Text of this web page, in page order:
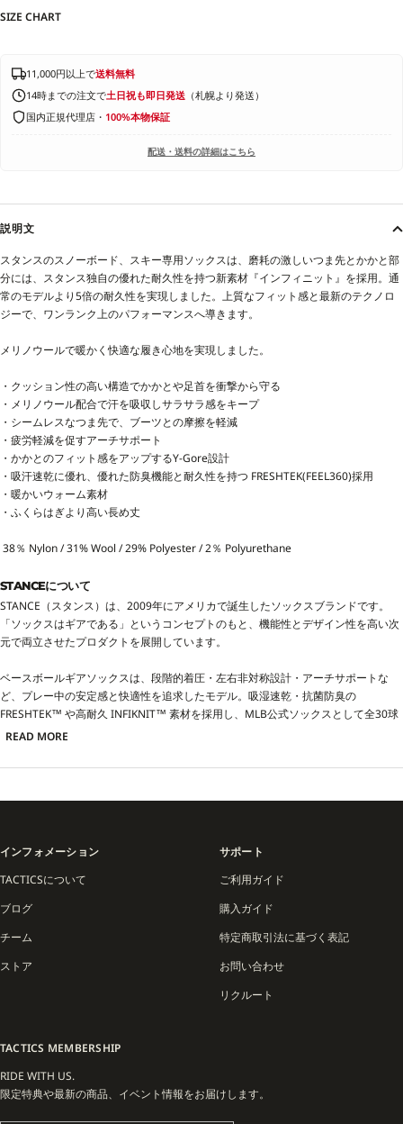
SIZE CHART
11,000円以上で送料無料
14時までの注文で土日祝も即日発送 （札幌より発送）
国内正規代理店・ 100%本物保証
配送・送料の詳細はこちら
説明文
スタンスのスノーボード、スキー専用ソックスは、磨耗の激しいつま先とかかと部
分には、スタンス独自の優れた耐久性を持つ新素材『インフィニット』を採用。通
常のモデルより5倍の耐久性を実現しました。上質なフィット感と最新のテクノロ
ジーで、ワンランク上のパフォーマンスへ導きます。
メリノウールで暖かく快適な履き心地を実現しました。
・クッション性の高い構造でかかとや足首を衝撃から守る
・メリノウール配合で汗を吸収しサラサラ感をキープ
・シームレスなつま先で、ブーツとの摩擦を軽減
・疲労軽減を促すアーチサポート
・かかとのフィット感をアップするY-Gore設計
・吸汗速乾に優れ、優れた防臭機能と耐久性を持つ FRESHTEK(FEEL360)採用
・暖かいウォーム素材
・ふくらはぎより高い長め丈
38％ Nylon / 31% Wool / 29% Polyester / 2％ Polyurethane
STANCEについて
STANCE（スタンス）は、2009年にアメリカで誕生したソックスブランドです。
「ソックスはギアである」というコンセプトのもと、機能性とデザイン性を高い次
元で両立させたプロダクトを展開しています。
ベースボールギアソックスは、段階的着圧・左右非対称設計・アーチサポートな
ど、プレー中の安定感と快適性を追求したモデル。吸湿速乾・抗菌防臭の
FRESHTEK™ や高耐久 INFIKNIT™ 素材を採用し、MLB公式ソックスとして全30球
団で使用されるなど、プロの現場でも高い評価を得ています。
（トップチーム・女子野球チーム）とパートナーシップを結び、競技用からトレー
寒冷かつ激しい動きが求められるスノーシーンでも快適性を保ち、ゲレンデからバ
ックカントリーまで幅広いニーズに対応します。
STANCEはスポーツギアとしての確かな機能と、多彩なシーンで楽しめるデザイン
を両立し、足元からアクティブライフを支えるソックスブランドとして進化を続け
ています。
READ MORE
インフォメーション
TACTICSについて
ブログ
チーム
ストア
サポート
ご利用ガイド
購入ガイド
特定商取引法に基づく表記
お問い合わせ
リクルート
TACTICS MEMBERSHIP
RIDE WITH US.
限定特典や最新の商品、イベント情報をお届けします。